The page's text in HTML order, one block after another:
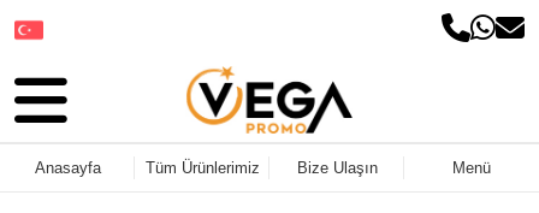
Anasayfa Tüm Ürünlerimiz Bize Ulaşın Menü